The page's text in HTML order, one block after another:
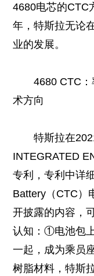
4680电芯的CTC
年，特斯拉无论
业的发展。
4680 CTC
术方向
特斯拉在
INTEGRATED
专利，专利中详
Battery（CTC）
开披露的内容，
认知：①电池包
一起，成为乘员
树脂材料，特斯